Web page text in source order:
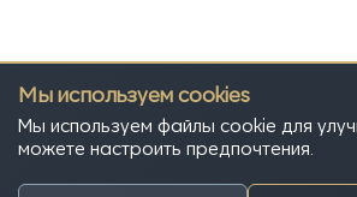
Мы используем cookies
Мы используем файлы cookie для
можете настроить предпочтения.